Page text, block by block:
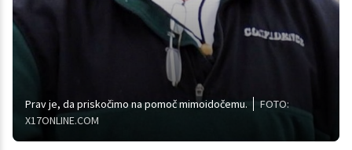
Prav je, da priskočimo na pomoč mimoidočemu.
FOTO:
X17ONLINE.COM